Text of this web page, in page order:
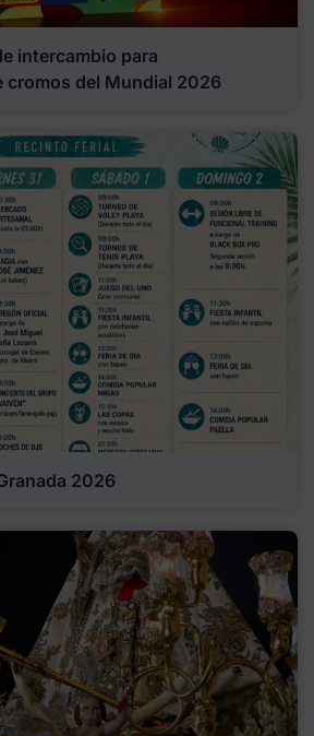
intercambio para
cromos del Mundial 2026
2026